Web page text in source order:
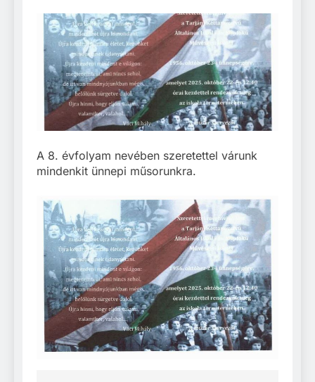
A 8. évfolyam nevében szeretettel várunk
mindenkit ünnepi műsorunkra.